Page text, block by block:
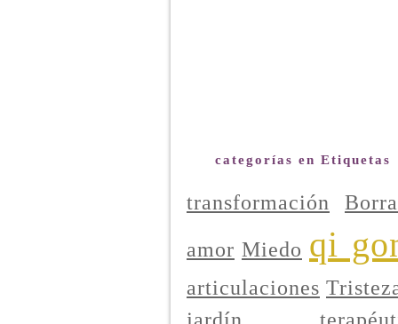
categorías en Etiquetas
transformación
amor Miedo qi
articulaciones